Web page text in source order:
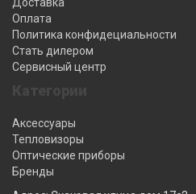
Оплата
Политика конфидециальности
Стать дилером
Сервисный центр
Аксессуары
Тепловизоры
Оптические приборы
Бренды